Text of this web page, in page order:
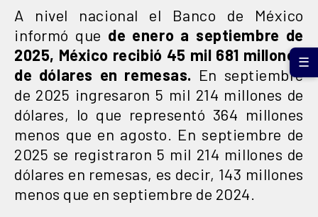
A nivel nacional el Banco de México
informó que de enero a septiembre de
2025, México recibió 45 mil 681 millones
de dólares en remesas. En septiembre
de 2025 ingresaron 5 mil 214 millones de
dólares, lo que representó 364 millones
menos que en agosto. En septiembre de
2025 se registraron 5 mil 214 millones de
dólares en remesas, es decir, 143 millones
menos que en septiembre de 2024.
☰